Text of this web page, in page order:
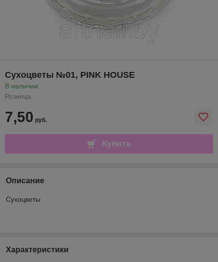
Сухоцветы №01, PINK HOUSE
В наличии
Розница
7,50 руб.
Купить
Описание
Сухоцветы
Характеристики